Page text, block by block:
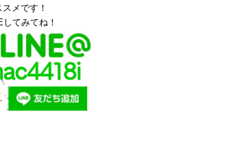
メです！
てみてね！